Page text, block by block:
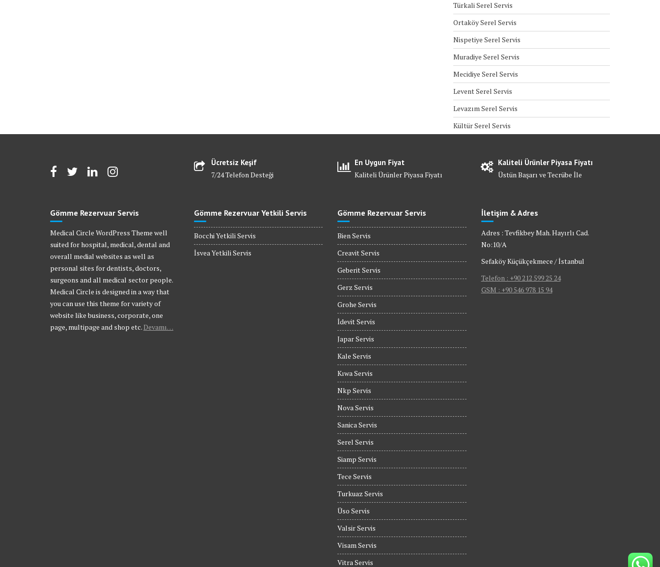
Türkali Serel Servis
Ortaköy Serel Servis
Nispetiye Serel Servis
Muradiye Serel Servis
Mecidiye Serel Servis
Levent Serel Servis
Levazım Serel Servis
Kültür Serel Servis
Ücretsiz Keşif
7/24 Telefon Desteği
En Uygun Fiyat
Kaliteli Ürünler Piyasa Fiyatı
Kaliteli Ürünler Piyasa Fiyatı
Üstün Başarı ve Tecrübe İle
Gömme Rezervuar Servis
Medical Circle WordPress Theme well
suited for hospital, medical, dental and
overall medial websites as well as
personal sites for dentists, doctors,
surgeons and all medical sector people.
Medical Circle is designed in a way that
you can use this theme for variety of
website like business, corporate, one
page, multipage and shop etc.Devamı…
Gömme Rezervuar Yetkili Servis
Bocchi Yetkili Servis
İsvea Yetkili Servis
Gömme Rezervuar Servis
Bien Servis
Creavit Servis
Geberit Servis
Gerz Servis
Grohe Servis
İdevit Servis
Japar Servis
Kale Servis
Kıwa Servis
Nkp Servis
Nova Servis
Sanica Servis
Serel Servis
Siamp Servis
Tece Servis
Turkuaz Servis
Üso Servis
Valsir Servis
Visam Servis
Vitra Servis
İletişim & Adres
Adres : Tevfikbey Mah. Hayırlı Cad.
No:10/A
Sefaköy Küçükçekmece / İstanbul
Telefon : +90 212 599 25 24
GSM : +90 546 978 15 94